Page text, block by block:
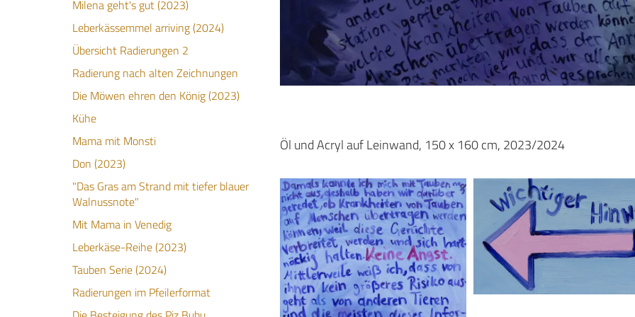
Öl und Acryl auf Leinwand, 150 x 160 cm, 2023/2024
Milena geht's gut (2023)
Leberkässemmel arriving (2024)
Übersicht Radierungen 2
Radierung nach alten Zeichnungen
Die Möwen ehren den König (2023)
Kühe
Mama mit Monsti
Don (2023)
"Das Gras am Strand mit tiefer blauer
Walnussnote"
Mit Mama in Venedig
Leberkäse-Reihe (2023)
Tauben Serie (2024)
Radierungen im Pfeilerformat